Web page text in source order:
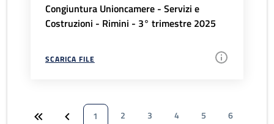
Congiuntura Unioncamere - Servizi e
Costruzioni - Rimini - 3° trimestre 2025
SCARICA FILE
1 2 3 4 5
6